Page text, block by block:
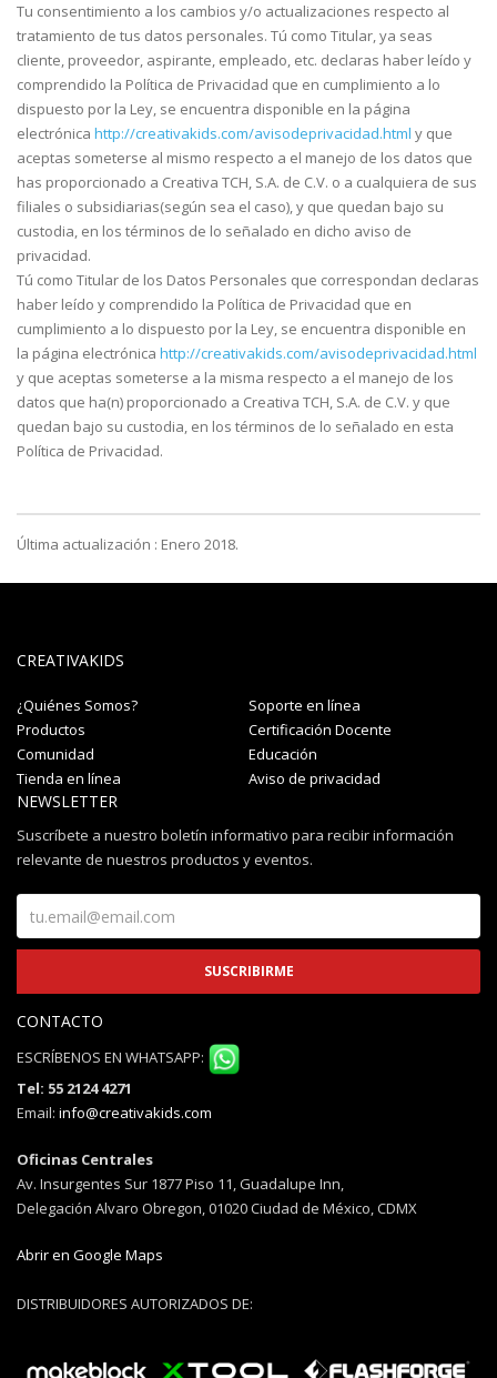
Tu consentimiento a los cambios y/o actualizaciones respecto al
tratamiento de tus datos personales. Tú como Titular, ya seas
cliente, proveedor, aspirante, empleado, etc. declaras haber leído y
comprendido la Política de Privacidad que en cumplimiento a lo
dispuesto por la Ley, se encuentra disponible en la página
electrónica http://creativakids.com/avisodeprivacidad.html y que
aceptas someterse al mismo respecto a el manejo de los datos que
has proporcionado a Creativa TCH, S.A. de C.V. o a cualquiera de sus
filiales o subsidiarias(según sea el caso), y que quedan bajo su
custodia, en los términos de lo señalado en dicho aviso de
privacidad.
Tú como Titular de los Datos Personales que correspondan declaras
haber leído y comprendido la Política de Privacidad que en
cumplimiento a lo dispuesto por la Ley, se encuentra disponible en
la página electrónica http://creativakids.com/avisodeprivacidad.html
y que aceptas someterse a la misma respecto a el manejo de los
datos que ha(n) proporcionado a Creativa TCH, S.A. de C.V. y que
quedan bajo su custodia, en los términos de lo señalado en esta
Política de Privacidad.
Última actualización : Enero 2018.
CREATIVAKIDS
¿Quiénes Somos?
Soporte en línea
Productos
Certificación Docente
Comunidad
Educación
Tienda en línea
Aviso de privacidad
NEWSLETTER
Suscríbete a nuestro boletín informativo para recibir información
relevante de nuestros productos y eventos.
CONTACTO
ESCRÍBENOS EN WHATSAPP:
Tel: 55 2124 4271
Email: info@creativakids.com
Oficinas Centrales
Av. Insurgentes Sur 1877 Piso 11, Guadalupe Inn,
Delegación Alvaro Obregon, 01020 Ciudad de México, CDMX
Abrir en Google Maps
DISTRIBUIDORES AUTORIZADOS DE: